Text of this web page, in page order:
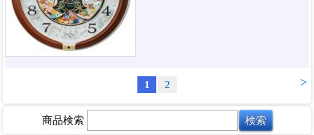
>
1 2
商品検索